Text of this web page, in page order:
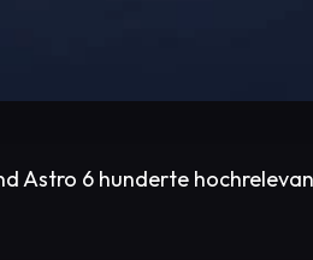
Astro 6 hunderte